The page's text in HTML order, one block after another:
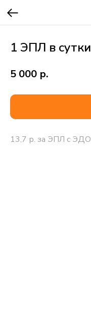
1 ЭПЛ в сутки
5 000 р.
13,7 р. за ЭПЛ с ЭДО